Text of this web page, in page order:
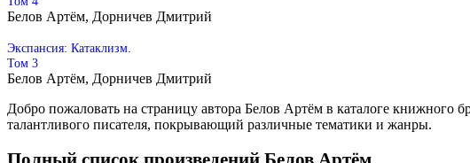
Белов Артём, Дорничев Дмитрий
Экспансия: Катаклизм.
Том 3
Белов Артём, Дорничев Дмитрий
Добро пожаловать на страницу автора Белов Артём в каталоге книжного
талантливого писателя, покрывающий различные тематики и жанры.
Полный список произведений Белов Артём